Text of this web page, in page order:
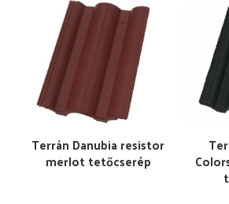
Terrán Danubia resistor
merlot tetőcserép